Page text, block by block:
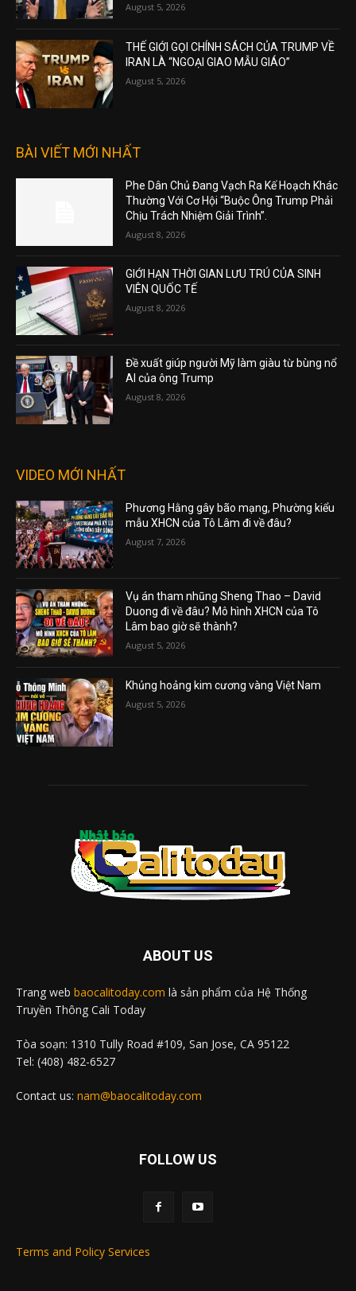
August 5, 2026
THẾ GIỚI GỌI CHÍNH SÁCH CỦA TRUMP VỀ
IRAN LÀ “NGOẠI GIAO MẪU GIÁO”
August 5, 2026
BÀI VIẾT MỚI NHẤT
Phe Dân Chủ Đang Vạch Ra Kế Hoạch Khác
Thường Với Cơ Hội “Buộc Ông Trump Phải
Chịu Trách Nhiệm Giải Trình”.
August 8, 2026
GIỚI HẠN THỜI GIAN LƯU TRÚ CỦA SINH
VIÊN QUỐC TẾ
August 8, 2026
Đề xuất giúp người Mỹ làm giàu từ bùng nổ
AI của ông Trump
August 8, 2026
VIDEO MỚI NHẤT
Phương Hằng gây bão mạng, Phường kiểu
mẫu XHCN của Tô Lâm đi về đâu?
August 7, 2026
Vụ án tham nhũng Sheng Thao – David
Duong đi về đâu? Mô hình XHCN của Tô
Lâm bao giờ sẽ thành?
August 5, 2026
Khủng hoảng kim cương vàng Việt Nam
August 5, 2026
ABOUT US
Trang web baocalitoday.com là sản phẩm của Hệ Thống
Truyền Thông Cali Today
Tòa soạn: 1310 Tully Road #109, San Jose, CA 95122
Tel: (408) 482-6527
Contact us: nam@baocalitoday.com
FOLLOW US
Terms and Policy Services